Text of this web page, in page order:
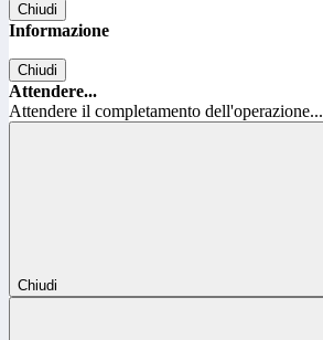
Chiudi
Informazione
Chiudi
Attendere...
Attendere il completamento dell'operazione...
Chiudi